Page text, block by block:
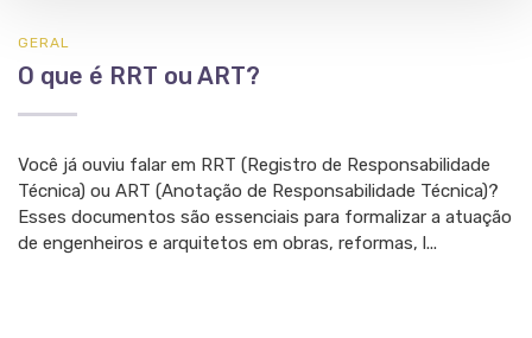
GERAL
O que é RRT ou ART?
Você já ouviu falar em RRT (Registro de Responsabilidade
Técnica) ou ART (Anotação de Responsabilidade Técnica)?
Esses documentos são essenciais para formalizar a atuação
de engenheiros e arquitetos em obras, reformas, l...